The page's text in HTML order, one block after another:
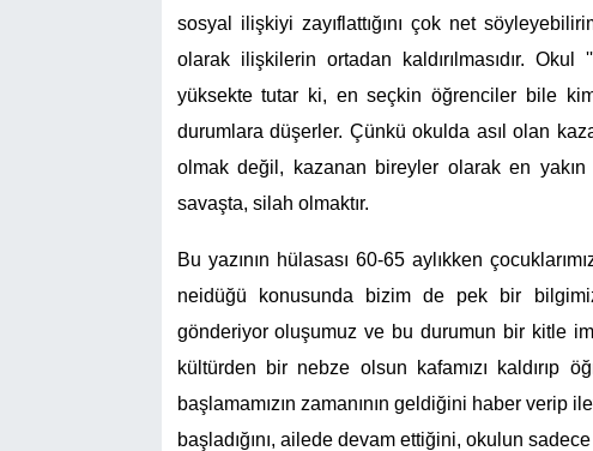
sosyal ilişkiyi zayıflattığını çok net
olarak ilişkilerin ortadan kaldırılmasıdır.
yüksekte tutar ki, en seçkin öğrenciler bile
durumlara düşerler. Çünkü okulda asıl olan
olmak değil, kazanan bireyler olarak en yakın
savaşta, silah olmaktır.
Bu yazının hülasası 60-65 aylıkken
neidüğü konusunda bizim de pek bir
gönderiyor oluşumuz ve bu durumun bir kitle
kültürden bir nebze olsun kafamızı kaldırıp
başlamamızın zamanının geldiğini haber verip
başladığını, ailede devam ettiğini, okulun